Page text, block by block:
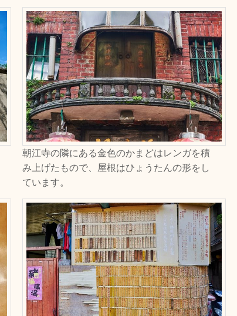
朝江寺の隣にある金色のかまどはレンガを積
み上げたもので、屋根はひょうたんの形をし
ています。